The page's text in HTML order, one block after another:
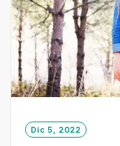
Dic 5, 2022